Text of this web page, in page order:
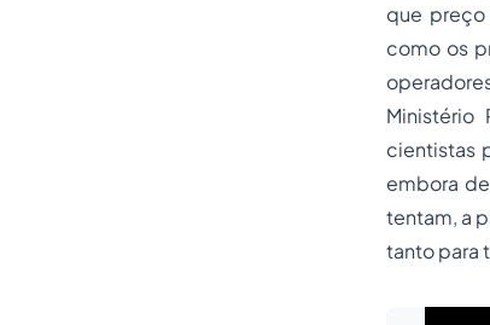
que
como os
Ministério
cientistas
embora
tentam, a
tanto para